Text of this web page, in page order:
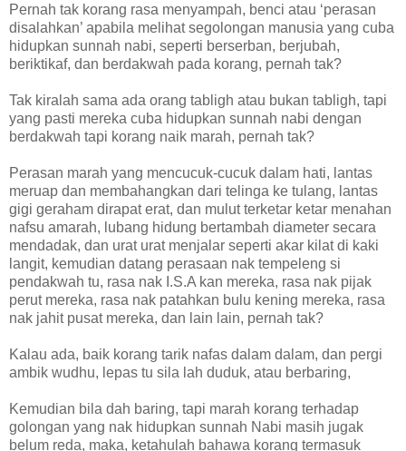
Pernah tak korang rasa menyampah, benci atau ‘perasan
disalahkan’ apabila melihat segolongan manusia yang cuba
hidupkan sunnah nabi, seperti berserban, berjubah,
beriktikaf, dan berdakwah pada korang, pernah tak?
Tak kiralah sama ada orang tabligh atau bukan tabligh, tapi
yang pasti mereka cuba hidupkan sunnah nabi dengan
berdakwah tapi korang naik marah, pernah tak?
Perasan marah yang mencucuk-cucuk dalam hati, lantas
meruap dan membahangkan dari telinga ke tulang, lantas
gigi geraham dirapat erat, dan mulut terketar ketar menahan
nafsu amarah, lubang hidung bertambah diameter secara
mendadak, dan urat urat menjalar seperti akar kilat di kaki
langit, kemudian datang perasaan nak tempeleng si
pendakwah tu, rasa nak I.S.A kan mereka, rasa nak pijak
perut mereka, rasa nak patahkan bulu kening mereka, rasa
nak jahit pusat mereka, dan lain lain, pernah tak?
Kalau ada, baik korang tarik nafas dalam dalam, dan pergi
ambik wudhu, lepas tu sila lah duduk, atau berbaring,
Kemudian bila dah baring, tapi marah korang terhadap
golongan yang nak hidupkan sunnah Nabi masih jugak
belum reda, maka, ketahulah bahawa korang termasuk